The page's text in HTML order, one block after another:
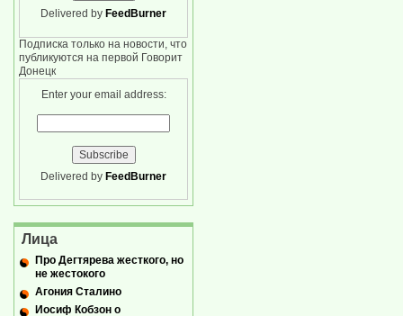
Delivered by FeedBurner
Подписка только на новости, что
публикуются на первой Говорит
Донецк
Enter your email address:
Delivered by FeedBurner
Лица
Про Дегтярева жесткого, но
не жестокого
Агония Сталино
Иосиф Кобзон о